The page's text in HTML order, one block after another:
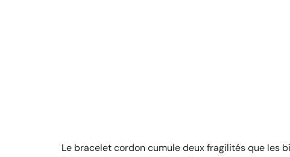
Le bracelet cordon cumule deux fragilités que les